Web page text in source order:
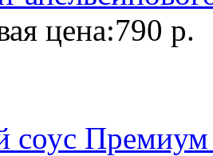
цена:790 р.
соус